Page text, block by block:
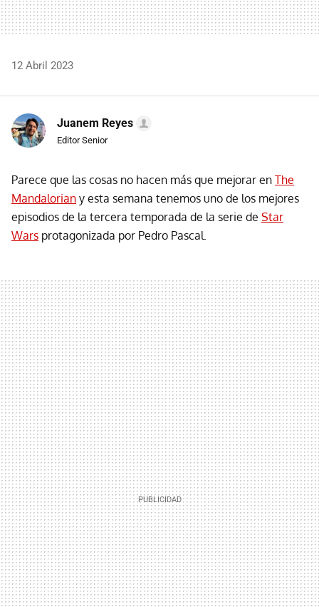
12 Abril 2023
Juanem Reyes
Editor Senior
Parece que las cosas no hacen más que mejorar en The
Mandalorian y esta semana tenemos uno de los mejores
episodios de la tercera temporada de la serie de Star
Wars protagonizada por Pedro Pascal.